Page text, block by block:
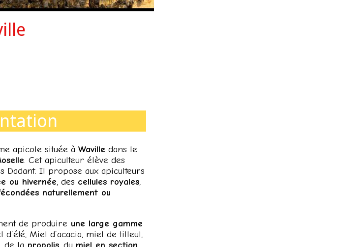
apicole située à Waville dans le
. Cet apiculteur élève des
Dadant. Il propose aux apiculteurs
ou hivernée, des cellules royales,
naturellement ou
de produire une large gamme
Miel d’acacia, miel de tilleul,
de la propolis , du miel en section